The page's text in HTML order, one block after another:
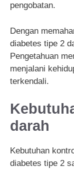
pengobatan.
Dengan
diabetes tipe 2
Pengetahuan
menjalani
terkendali.
darah
Kebutuhan
diabetes tipe 2